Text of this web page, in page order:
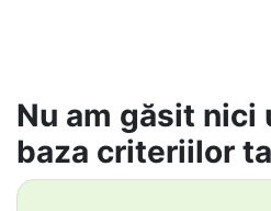
Nu am găsit nici
baza criteriilor